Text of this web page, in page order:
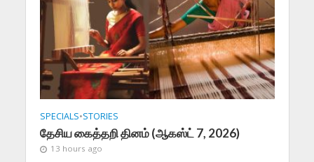
SPECIALS•STORIES
தேசிய கைத்தறி தினம் (ஆகஸ்ட் 7, 2026)
13 hours ago